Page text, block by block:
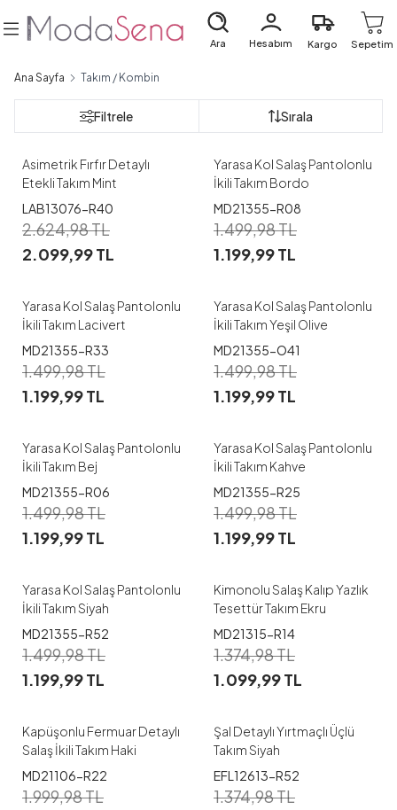
Ara Hesabım Kargo Sepetim
Ana Sayfa Takım / Kombin
Filtrele Sırala
1 2
Asimetrik Fırfır Detaylı
Etekli Takım Mint
LAB13076-R40
2.624,98TL
2.099,99TL
1 2 3
Yarasa Kol Salaş Pantolonlu
İkili Takım Bordo
MD21355-R08
1.499,98TL
1.199,99TL
1 2
Yarasa Kol Salaş Pantolonlu
İkili Takım Lacivert
MD21355-R33
1.499,98TL
1.199,99TL
2
Yarasa Kol Salaş Pantolonlu
İkili Takım Yeşil Olive
MD21355-O41
1.499,98TL
1.199,99TL
2
Yarasa Kol Salaş Pantolonlu
İkili Takım Bej
MD21355-R06
1.499,98TL
1.199,99TL
2
Yarasa Kol Salaş Pantolonlu
İkili Takım Kahve
MD21355-R25
1.499,98TL
1.199,99TL
2
Yarasa Kol Salaş Pantolonlu
İkili Takım Siyah
MD21355-R52
1.499,98TL
1.199,99TL
38 40 42
48
Kimonolu Salaş Kalıp Yazlık
Tesettür Takım Ekru
MD21315-R14
1.374,98TL
1.099,99TL
38-40
46-48
Kapüşonlu Fermuar Detaylı
Salaş İkili Takım Haki
MD21106-R22
1.999,98TL
S M
Şal Detaylı Yırtmaçlı Üçlü
Takım Siyah
EFL12613-R52
1.374,98TL